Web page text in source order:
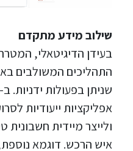
שילוב מידע מתקדם
בעידן הדיגיטאלי,
התהליכים המשולבים
ולייצר מיידית